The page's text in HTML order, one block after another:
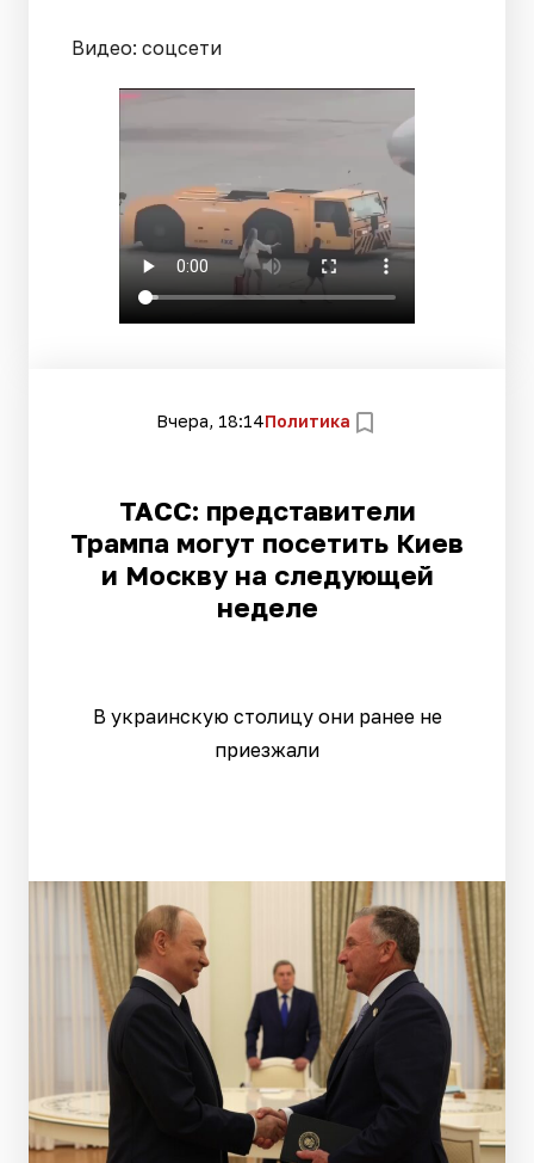
Видео: соцсети
Вчера, 18:14Политика
ТАСС: представители
Трампа могут посетить Киев
и Москву на следующей
неделе
В украинскую столицу они ранее не
приезжали